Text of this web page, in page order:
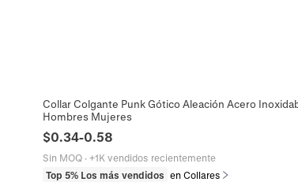
Collar Colgante Punk Gótico Aleación Acero
Hombres Mujeres
$0.34-0.58
Sin MOQ· +1K vendidos recientemente
Top 5% Los más vendidos en Collares